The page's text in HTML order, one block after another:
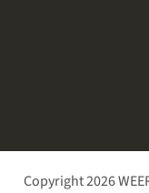
Copyright 2026